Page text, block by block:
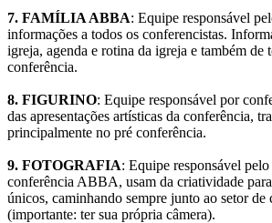
7. FAMÍLIA ABBA: Equipe responsável
informações a todos os conferencistas.
igreja, agenda e rotina da igreja e também de
conferência.
8. FIGURINO: Equipe responsável por
das apresentações artísticas da conferência,
principalmente no pré conferência.
9. FOTOGRAFIA: Equipe responsável
conferência ABBA, usam da criatividade
únicos, caminhando sempre junto ao setor de
(importante: ter sua própria câmera).